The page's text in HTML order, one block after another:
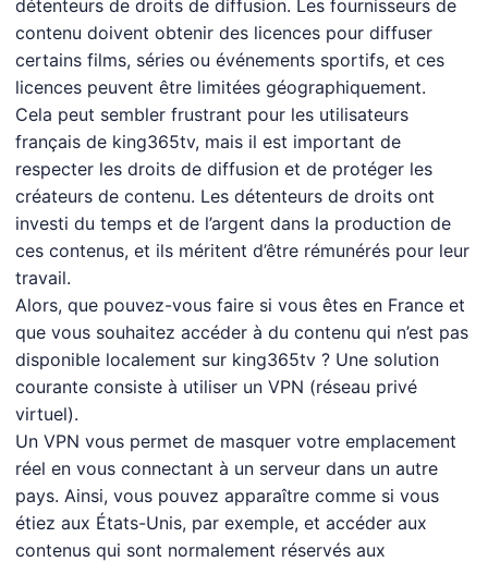
détenteurs de droits de diffusion. Les fournisseurs de
contenu doivent obtenir des licences pour diffuser
certains films, séries ou événements sportifs, et ces
licences peuvent être limitées géographiquement.
Cela peut sembler frustrant pour les utilisateurs
français de king365tv, mais il est important de
respecter les droits de diffusion et de protéger les
créateurs de contenu. Les détenteurs de droits ont
investi du temps et de l’argent dans la production de
ces contenus, et ils méritent d’être rémunérés pour leur
travail.
Alors, que pouvez-vous faire si vous êtes en France et
que vous souhaitez accéder à du contenu qui n’est pas
disponible localement sur king365tv ? Une solution
courante consiste à utiliser un VPN (réseau privé
virtuel).
Un VPN vous permet de masquer votre emplacement
réel en vous connectant à un serveur dans un autre
pays. Ainsi, vous pouvez apparaître comme si vous
étiez aux États-Unis, par exemple, et accéder aux
contenus qui sont normalement réservés aux